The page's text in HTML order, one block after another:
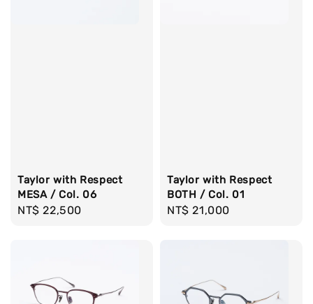
Taylor with Respect
MESA / Col. 06
Regular
NT$ 22,500
Taylor with Respect
BOTH / Col. 01
Regular
NT$ 21,000